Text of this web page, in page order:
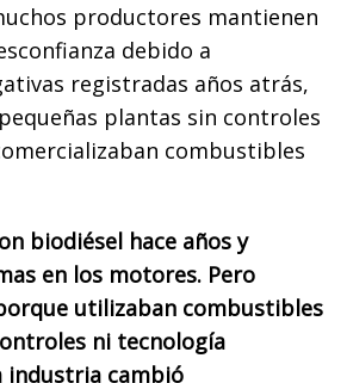
productores mantienen
debido a
registradas años atrás,
plantas sin controles
combustibles
biodiésel hace años y
en los motores. Pero
utilizaban combustibles
ni tecnología
industria cambió